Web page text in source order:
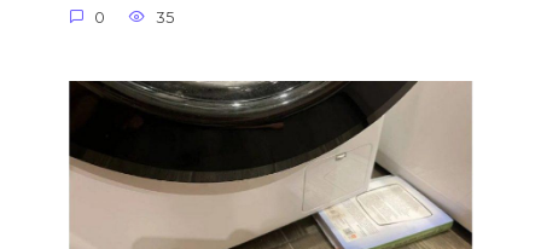
0 35